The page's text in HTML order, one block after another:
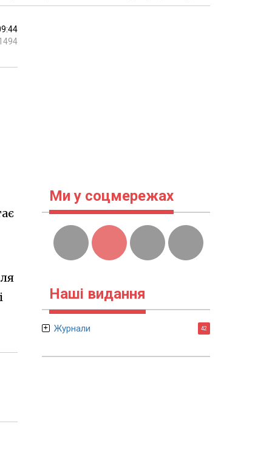
Ми у соцмережах
Наші видання
Журнали 42